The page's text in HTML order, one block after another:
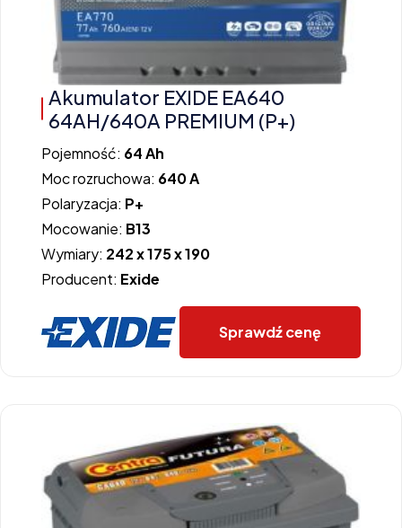
Akumulator EXIDE EA640
64AH/640A PREMIUM (P+)
Pojemność: 64 Ah
Moc rozruchowa: 640 A
Polaryzacja: P+
Mocowanie: B13
Wymiary: 242 x 175 x 190
Producent: Exide
Sprawdź cenę